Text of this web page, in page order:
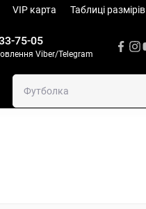
VIP карта Таблиці размiрів
75-05
Viber/Telegram